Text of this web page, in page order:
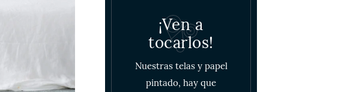
¡Ven a
tocarlos!
Nuestras telas y papel
pintado, hay que